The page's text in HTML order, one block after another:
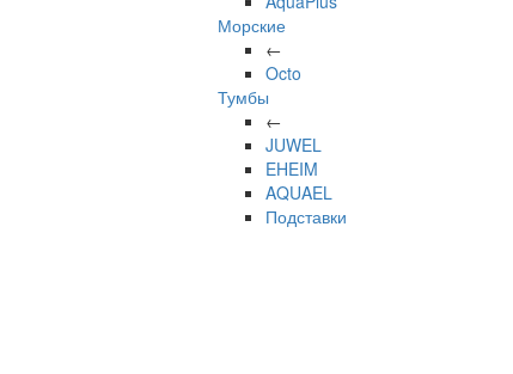
Морские
←
Octo
Тумбы
←
JUWEL
EHEIM
AQUAEL
Подставки